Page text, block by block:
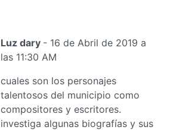
Luz dary - 16 de Abril de 2019 a
las 11:30 AM
cuales son los personajes
talentosos del municipio como
compositores y escritores.
investiga algunas biografías y sus